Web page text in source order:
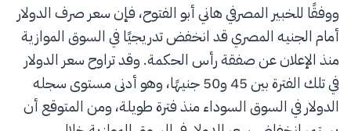
ووفقًا للخبير المصرفي هاني أبو الفتوح، فإن سعر صرف الدولار
أمام الجنيه المصري قد انخفض تدريجيًا في السوق الموازية
منذ الإعلان عن صفقة رأس الحكمة. وقد تراوح سعر الدولار
في تلك الفترة بين 45 و50 جنيهًا، وهو أدنى مستوى سجله
الدولار في السوق السوداء منذ فترة طويلة، ومن المتوقع أن